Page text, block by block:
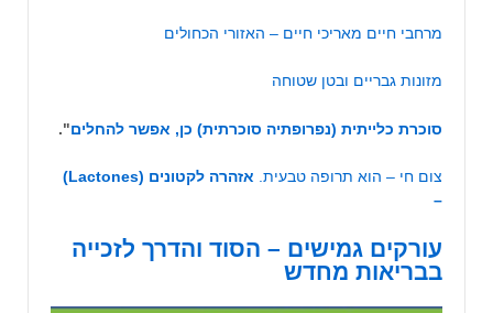
מרחבי חיים מאריכי חיים – האזורי הכחולים
מזונות גבריים ובטן שטוחה
סוכרת כלייתית (נפרופתיה סוכרתית) כן, אפשר להחלים".
צום חי – הוא תרופה טבעית.
אזהרה לקטונים (Lactones)
–
עורקים גמישים – הסוד והדרך לזכייה
בבריאות מחדש